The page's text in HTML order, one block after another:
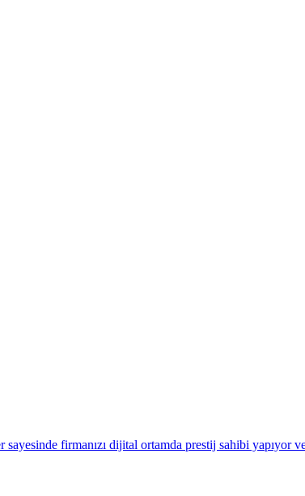
sayesinde firmanızı dijital ortamda prestij sahibi yapıyor